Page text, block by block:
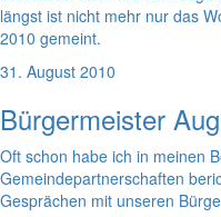
längst ist nicht mehr nur das
2010 gemeint.
31. August 2010
Bürgermeister
Oft schon habe ich in meinen
Gemeindepartnerschaften
Gesprächen mit unseren